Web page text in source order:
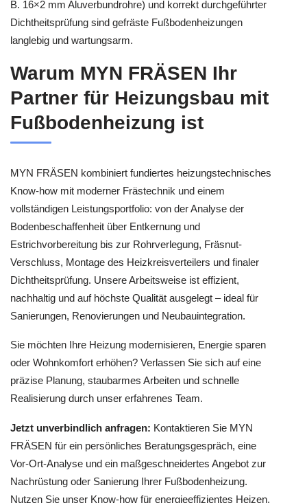
B. 16×2 mm Aluverbundrohre) und korrekt durchgeführter
Dichtheitsprüfung sind gefräste Fußbodenheizungen
langlebig und wartungsarm.
Warum MYN FRÄSEN Ihr
Partner für Heizungsbau mit
Fußbodenheizung ist
MYN FRÄSEN kombiniert fundiertes heizungstechnisches
Know-how mit moderner Frästechnik und einem
vollständigen Leistungsportfolio: von der Analyse der
Bodenbeschaffenheit über Entkernung und
Estrichvorbereitung bis zur Rohrverlegung, Fräsnut-
Verschluss, Montage des Heizkreisverteilers und finaler
Dichtheitsprüfung. Unsere Arbeitsweise ist effizient,
nachhaltig und auf höchste Qualität ausgelegt – ideal für
Sanierungen, Renovierungen und Neubauintegration.
Sie möchten Ihre Heizung modernisieren, Energie sparen
oder Wohnkomfort erhöhen? Verlassen Sie sich auf eine
präzise Planung, staubarmes Arbeiten und schnelle
Realisierung durch unser erfahrenes Team.
Jetzt unverbindlich anfragen: Kontaktieren Sie MYN
FRÄSEN für ein persönliches Beratungsgespräch, eine
Vor-Ort-Analyse und ein maßgeschneidertes Angebot zur
Nachrüstung oder Sanierung Ihrer Fußbodenheizung.
Nutzen Sie unser Know-how für energieeffizientes Heizen,